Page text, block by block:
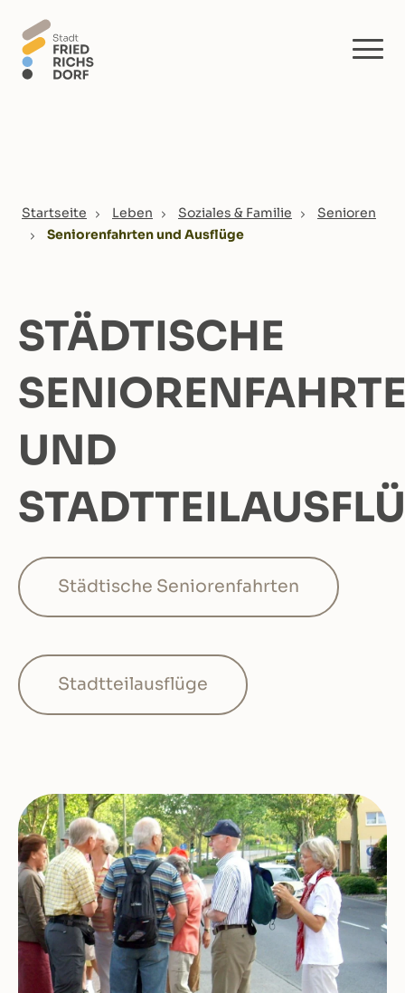
You are here:
Startseite Leben Soziales & Familie
Senioren
Seniorenfahrten und Ausflüge
STÄDTISCHE
UND
Städtische Seniorenfahrten
Stadtteilausflüge